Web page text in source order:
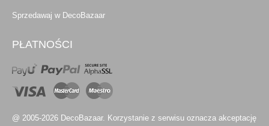
Sprzedawaj w DecoBazaar
PŁATNOŚCI
@ 2005-2026 DecoBazaar. Korzystanie z serwisu oznacza akceptację